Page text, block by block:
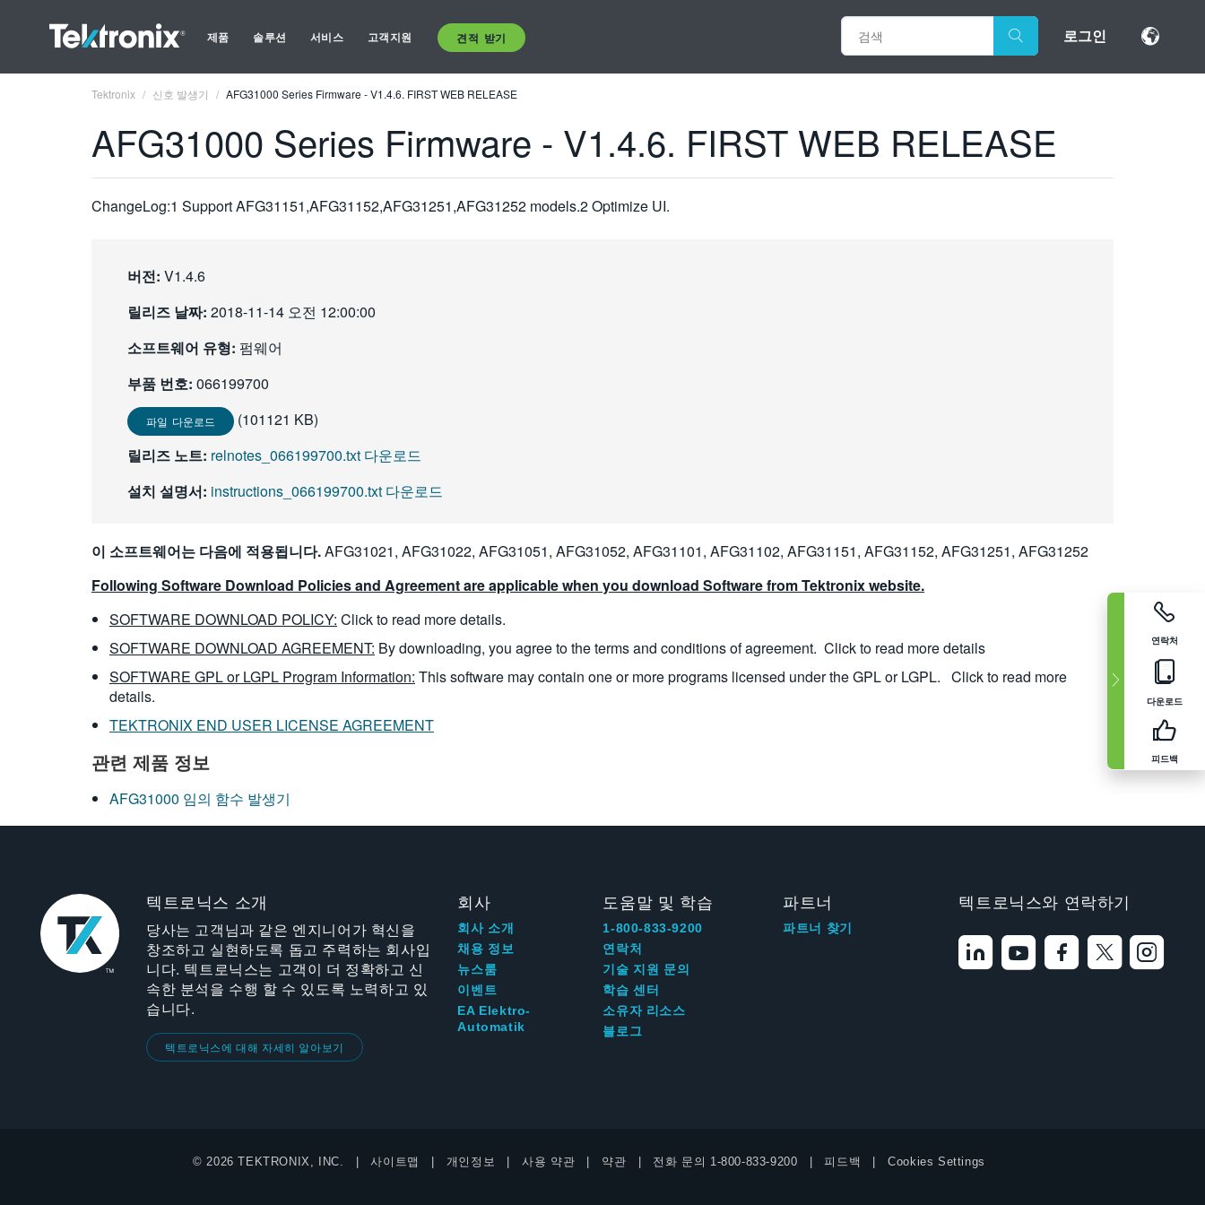
제품 솔루션 서비스 고객지원 견적 받기 로그인
연락처
다운로드
피드백
Tektronix 신호 발생기 AFG31000 Series Firmware - V1.4.6. FIRST WEB RELEASE
AFG31000 Series Firmware - V1.4.6. FIRST WEB RELEASE
ChangeLog:1 Support AFG31151,AFG31152,AFG31251,AFG31252 models.2 Optimize UI.
버전: V1.4.6
릴리즈 날짜: 2018-11-14 오전 12:00:00
소프트웨어 유형: 펌웨어
부품 번호: 066199700
파일 다운로드
(101121 KB)
릴리즈 노트: relnotes_066199700.txt 다운로드
설치 설명서: instructions_066199700.txt 다운로드
이 소프트웨어는 다음에 적용됩니다.AFG31021, AFG31022, AFG31051, AFG31052, AFG31101, AFG31102, AFG31151, AFG31152, AFG31251, AFG31252
Following Software Download Policies and Agreement are applicable when you download Software from Tektronix website.
SOFTWARE DOWNLOAD POLICY: Click to read more details.
SOFTWARE DOWNLOAD AGREEMENT: By downloading, you agree to the terms and conditions of agreement. Click to read more details
SOFTWARE GPL or LGPL Program Information: This software may contain one or more programs licensed under the GPL or LGPL. Click to read more
details.
TEKTRONIX END USER LICENSE AGREEMENT
관련 제품 정보
AFG31000 임의 함수 발생기
텍트로닉스 소개
당사는 고객님과 같은 엔지니어가 혁신을
창조하고 실현하도록 돕고 주력하는 회사입
니다. 텍트로닉스는 고객이 더 정확하고 신
속한 분석을 수행 할 수 있도록 노력하고 있
습니다.
텍트로닉스에 대해 자세히 알아보기
회사
회사 소개
채용 정보
뉴스룸
이벤트
EA Elektro-
Automatik
도움말 및 학습
1-800-833-9200
연락처
기술 지원 문의
학습 센터
소유자 리소스
블로그
파트너
파트너 찾기
텍트로닉스와 연락하기
© 2026 TEKTRONIX, INC. 사이트맵 개인정보 사용 약관 약관 전화 문의 1-800-833-9200 피드백 Cookies Settings